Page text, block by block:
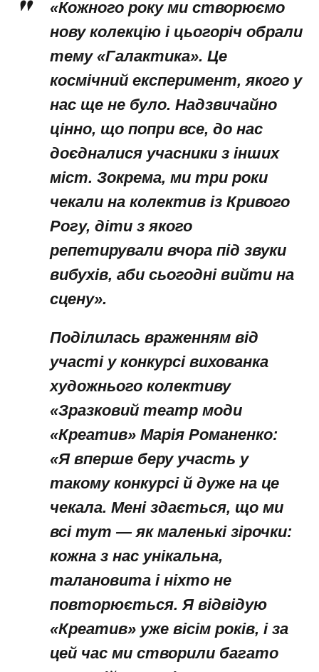
«Кожного року ми створюємо
нову колекцію і цьогоріч обрали
тему «Галактика». Це
космічний експеримент, якого у
нас ще не було. Надзвичайно
цінно, що попри все, до нас
доєдналися учасники з інших
міст. Зокрема, ми три роки
чекали на колектив із Кривого
Рогу, діти з якого
репетирували вчора під звуки
вибухів, аби сьогодні вийти на
сцену».
Поділилась враженням від
участі у конкурсі вихованка
художнього колективу
«Зразковий театр моди
«Креатив» Марія Романенко:
«Я вперше беру участь у
такому конкурсі й дуже на це
чекала. Мені здається, що ми
всі тут — як маленькі зірочки:
кожна з нас унікальна,
талановита і ніхто не
повторюється. Я відвідую
«Креатив» уже вісім років, і за
цей час ми створили багато